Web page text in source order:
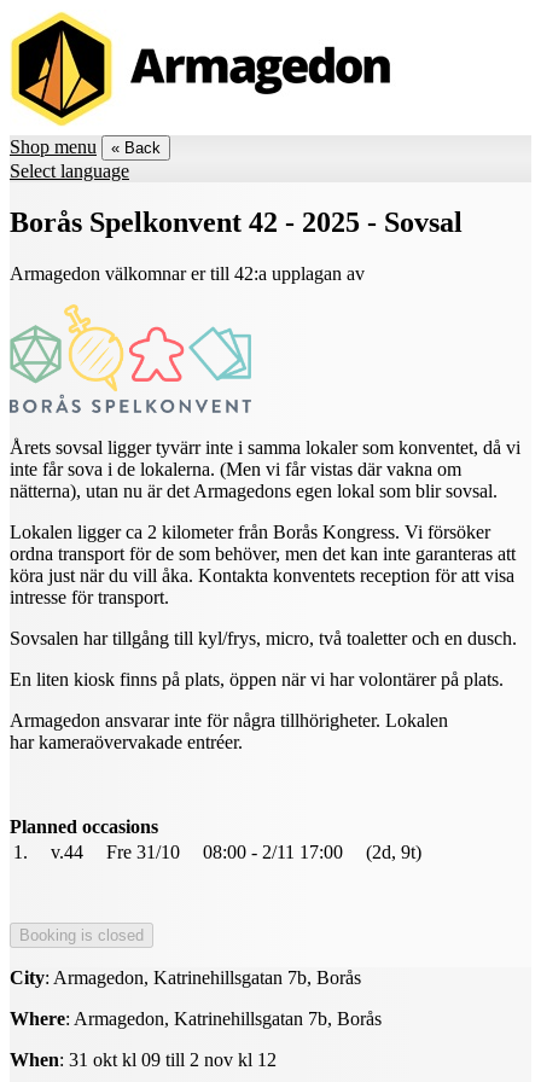
Shop menu « Back
Select language
Borås Spelkonvent 42 - 2025 - Sovsal
Armagedon välkomnar er till 42:a upplagan av
Årets sovsal ligger tyvärr inte i samma lokaler som konventet, då vi
inte får sova i de lokalerna. (Men vi får vistas där vakna om
nätterna), utan nu är det Armagedons egen lokal som blir sovsal.
Lokalen ligger ca 2 kilometer från Borås Kongress. Vi försöker
ordna transport för de som behöver, men det kan inte garanteras att
köra just när du vill åka. Kontakta konventets reception för att visa
intresse för transport.
Sovsalen har tillgång till kyl/frys, micro, två toaletter och en dusch.
En liten kiosk finns på plats, öppen när vi har volontärer på plats.
Armagedon ansvarar inte för några tillhörigheter. Lokalen
har kameraövervakade entréer.
Planned occasions
1.
v.44 Fre 31/10 08:00 - 2/11 17:00 (2d, 9t)
City: Armagedon, Katrinehillsgatan 7b, Borås
Where: Armagedon, Katrinehillsgatan 7b, Borås
When: 31 okt kl 09 till 2 nov kl 12